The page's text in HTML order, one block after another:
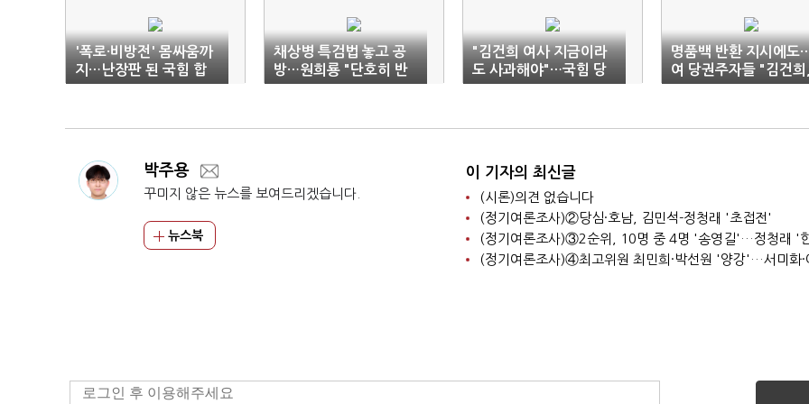
'폭로·비방전' 몸싸움까
지…난장판 된 국힘 합
동연설
채상병 특검법 놓고 공
방…원희룡 "단호히 반
대" vs 한동훈 "대안 있
"김건희 여사 지금이라
도 사과해야"…국힘 당
권주자 '한 목소리'(종
명품백 반환 지시에도
여 당권주자들 "김건희,
검찰 수사 필요"
박주용
꾸미지 않은 뉴스를 보여드리겠습니다.
뉴스북
이 기자의 최신글
(시론)의견 없습니다
(정기여론조사)②당심·호남, 김민석-정청래 '초접전'